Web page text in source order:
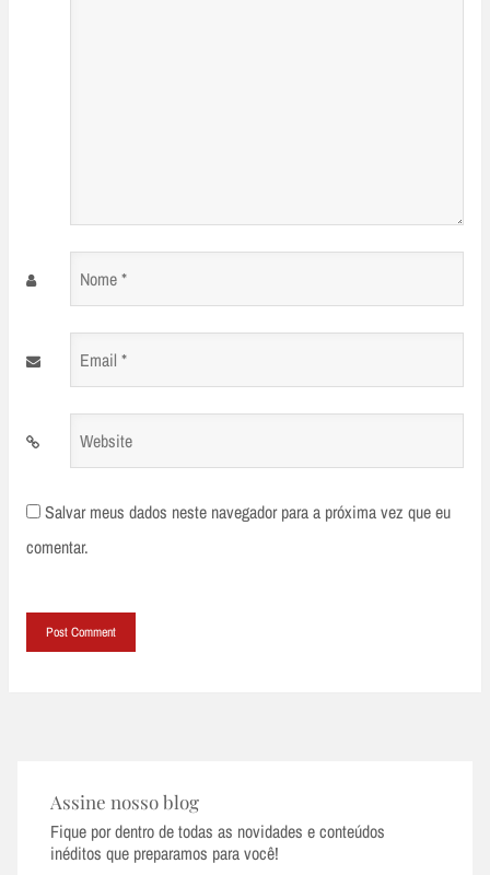
Nome
Email
Website
Salvar meus dados neste navegador para a próxima vez que eu
comentar.
Assine nosso blog
Fique por dentro de todas as novidades e conteúdos
inéditos que preparamos para você!